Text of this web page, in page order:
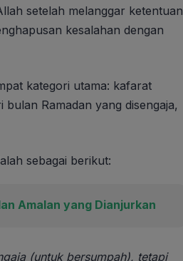
setelah melanggar ketentuan
kesalahan dengan
kategori utama: kafarat
Ramadan yang disengaja,
sebagai berikut:
Amalan yang Dianjurkan
(untuk bersumpah), tetapi